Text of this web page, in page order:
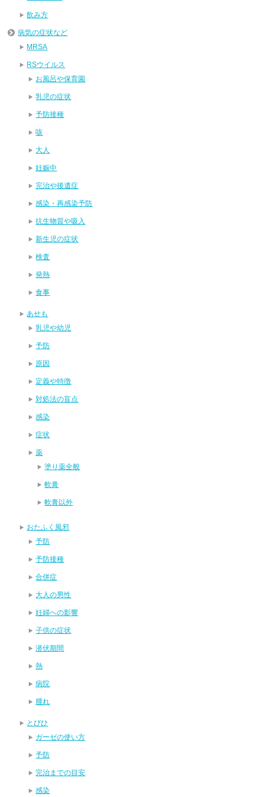
飲み方
病気の症状など
MRSA
RSウイルス
お風呂や保育園
乳児の症状
予防接種
咳
大人
妊娠中
完治や後遺症
感染・再感染予防
抗生物質や吸入
新生児の症状
検査
発熱
食事
あせも
乳児や幼児
予防
原因
定義や特徴
対処法の盲点
感染
症状
薬
塗り薬全般
軟膏
軟膏以外
おたふく風邪
予防
予防接種
合併症
大人の男性
妊婦への影響
子供の症状
潜伏期間
熱
病院
腫れ
とびひ
ガーゼの使い方
予防
完治までの目安
感染